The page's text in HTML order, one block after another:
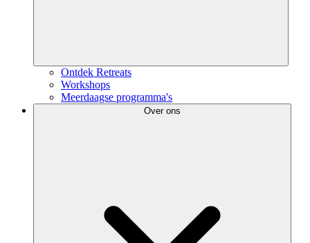
Ontdek Retreats
Workshops
Meerdaagse programma's
Over ons